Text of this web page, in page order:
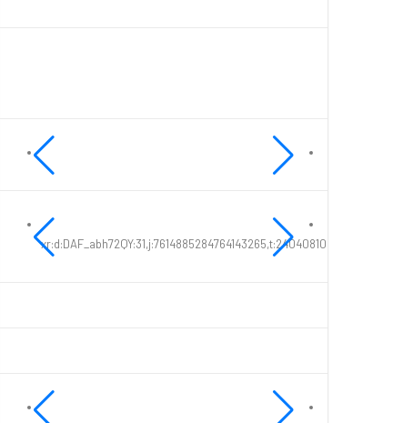
xr:d:DAF_abh72QY:31,j:7614885284764143265,t:24040810